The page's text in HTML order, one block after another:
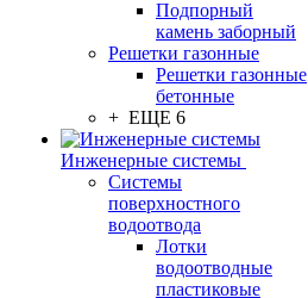
Подпорный
камень заборный
Решетки газонные
Решетки газонные
бетонные
+ ЕЩЕ 6
Инженерные системы
Системы
поверхностного
водоотвода
Лотки
водоотводные
пластиковые